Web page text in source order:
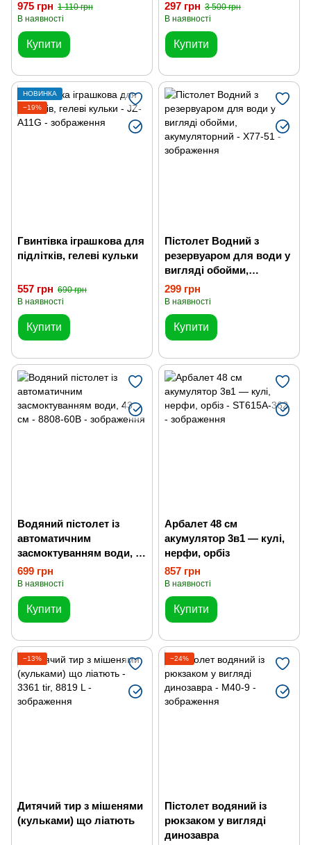
Чорний або Сірий
975 грн 1 110 грн
В наявності
Купити
гелевими кульками
297 грн 3 500 грн
В наявності
Купити
НОВИНКА
−19%
Гвинтівка іграшкова для
підлітків, гелеві кульки
557 грн 690 грн
В наявності
Купити
Пістолет Водний з
резервуаром для води у
вигляді обойми,
акумуляторний
299 грн
В наявності
Купити
Водяний пістолет із
автоматичним
засмоктуванням води, 43
см
699 грн
В наявності
Купити
Арбалет 48 см
акумулятор 3в1 — кулі,
нерфи, орбіз
857 грн
В наявності
Купити
−13%
Дитячий тир з мішенями
(кульками) що ліатють
−24%
Пістолет водяний із
рюкзаком у вигляді
динозавра